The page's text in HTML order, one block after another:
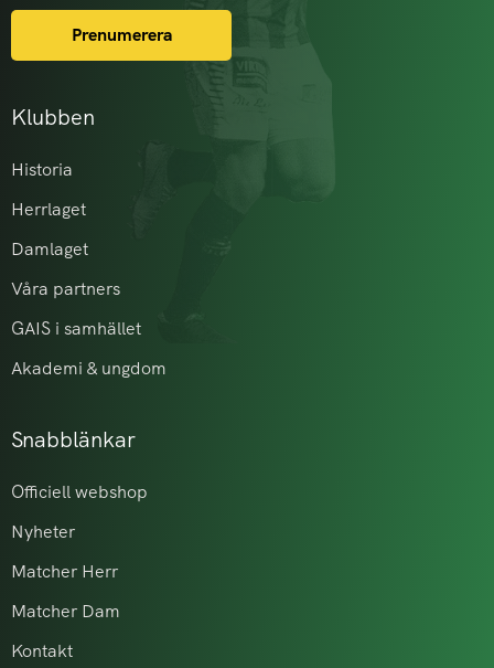
Klubben
Historia
Herrlaget
Damlaget
Våra partners
GAIS i samhället
Akademi & ungdom
Snabblänkar
Officiell webshop
Nyheter
Matcher Herr
Matcher Dam
Kontakt
Prenumerera